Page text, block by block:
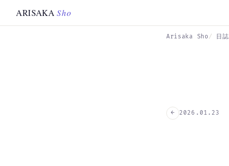
ARISAKASho
Arisaka Sho 日誌
← 2026.01.23